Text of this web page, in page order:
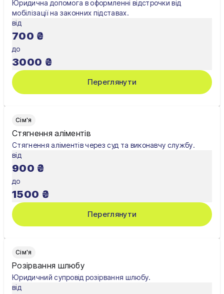
Юридична допомога в оформленні відстрочки від
мобілізації на законних підставах.
від
700 ₴
до
3000 ₴
Переглянути
Сім'я
Стягнення аліментів
Стягнення аліментів через суд та виконавчу службу.
від
900 ₴
до
1500 ₴
Переглянути
Сім'я
Розірвання шлюбу
Юридичний супровід розірвання шлюбу.
від